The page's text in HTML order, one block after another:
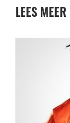
LEES MEER